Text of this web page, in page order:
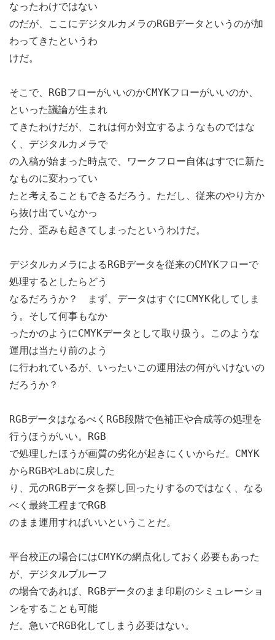
なったわけではない
のだが、ここにデジタルカメラのRGBデータというのが加
わってきたというわ
けだ。
そこで、RGBフローがいいのかCMYKフローがいいのか、
といった議論が生まれ
てきたわけだが、これは何か対立するようなものではな
く、デジタルカメラで
の入稿が始まった時点で、ワークフロー自体はすでに新た
なものに変わってい
たと考えることもできるだろう。ただし、従来のやり方か
ら抜け出ていなかっ
た分、歪みも起きてしまったというわけだ。
デジタルカメラによるRGBデータを従来のCMYKフローで
処理するとしたらどう
なるだろうか？ まず、データはすぐにCMYK化してしま
う。そして何事もなか
ったかのようにCMYKデータとして取り扱う。このような
運用は当たり前のよう
に行われているが、いったいこの運用法の何がいけないの
だろうか？
RGBデータはなるべくRGB段階で色補正や合成等の処理を
行うほうがいい。RGB
で処理したほうが画質の劣化が起きにくいからだ。CMYK
からRGBやLabに戻した
り、元のRGBデータを探し回ったりするのではなく、なる
べく最終工程までRGB
のまま運用すればいいということだ。
平台校正の場合にはCMYKの網点化しておく必要もあった
が、デジタルプルーフ
の場合であれば、RGBデータのまま印刷のシミュレーショ
ンをすることも可能
だ。急いでRGB化してしまう必要はない。